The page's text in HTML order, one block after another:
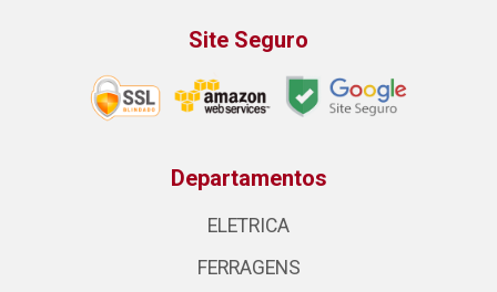
Site Seguro
Departamentos
ELETRICA
FERRAGENS